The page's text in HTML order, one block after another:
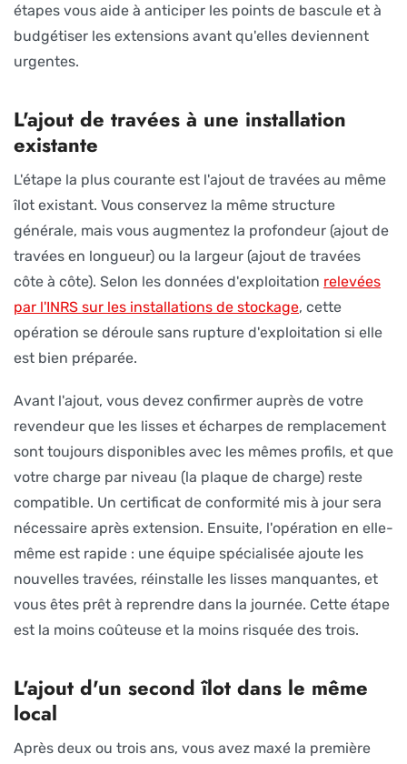
étapes vous aide à anticiper les points de bascule et à
budgétiser les extensions avant qu'elles deviennent
urgentes.
L'ajout de travées à une installation
existante
L'étape la plus courante est l'ajout de travées au même
îlot existant. Vous conservez la même structure
générale, mais vous augmentez la profondeur (ajout de
travées en longueur) ou la largeur (ajout de travées
côte à côte). Selon les données d'exploitation relevées
par l'INRS sur les installations de stockage, cette
opération se déroule sans rupture d'exploitation si elle
est bien préparée.
Avant l'ajout, vous devez confirmer auprès de votre
revendeur que les lisses et écharpes de remplacement
sont toujours disponibles avec les mêmes profils, et que
votre charge par niveau (la plaque de charge) reste
compatible. Un certificat de conformité mis à jour sera
nécessaire après extension. Ensuite, l'opération en elle-
même est rapide : une équipe spécialisée ajoute les
nouvelles travées, réinstalle les lisses manquantes, et
vous êtes prêt à reprendre dans la journée. Cette étape
est la moins coûteuse et la moins risquée des trois.
L'ajout d'un second îlot dans le même
local
Après deux ou trois ans, vous avez maxé la première